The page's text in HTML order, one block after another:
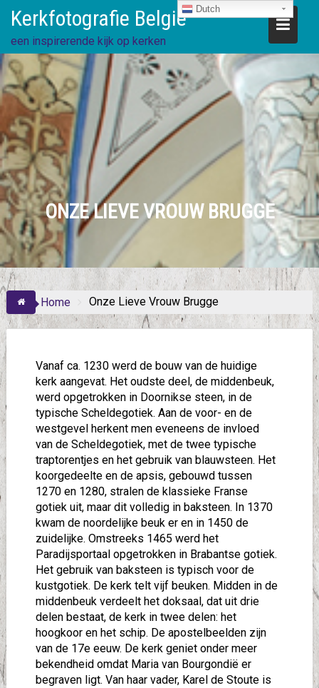
direct
naar
de
inhoud
Kerkfotografie België
een inspirerende kijk op kerken
ONZE LIEVE VROUW BRUGGE
Home Onze Lieve Vrouw Brugge
Vanaf ca. 1230 werd de bouw van de huidige
kerk aangevat. Het oudste deel, de middenbeuk,
werd opgetrokken in Doornikse steen, in de
typische Scheldegotiek. Aan de voor- en de
westgevel herkent men eveneens de invloed
van de Scheldegotiek, met de twee typische
traptorentjes en het gebruik van blauwsteen. Het
koorgedeelte en de apsis, gebouwd tussen
1270 en 1280, stralen de klassieke Franse
gotiek uit, maar dit volledig in baksteen. In 1370
kwam de noordelijke beuk er en in 1450 de
zuidelijke. Omstreeks 1465 werd het
Paradijsportaal opgetrokken in Brabantse gotiek.
Het gebruik van baksteen is typisch voor de
kustgotiek. De kerk telt vijf beuken. Midden in de
middenbeuk verdeelt het doksaal, dat uit drie
delen bestaat, de kerk in twee delen: het
hoogkoor en het schip. De apostelbeelden zijn
van de 17e eeuw. De kerk geniet onder meer
bekendheid omdat Maria van Bourgondië er
begraven ligt. Van haar vader, Karel de Stoute is
Dutch